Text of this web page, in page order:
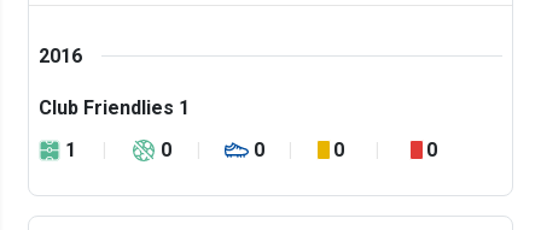
2016
Club Friendlies 1
1
0 0 0 0